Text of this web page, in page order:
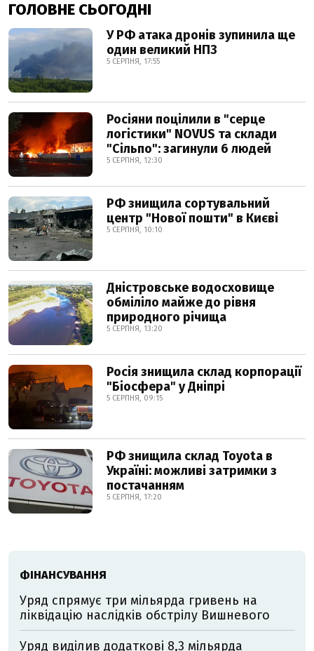
ГОЛОВНЕ СЬОГОДНІ
У РФ атака дронів зупинила ще
один великий НПЗ
5 СЕРПНЯ, 17:55
Росіяни поцілили в "серце
логістики" NOVUS та склади
"Сільпо": загинули 6 людей
5 СЕРПНЯ, 12:30
РФ знищила сортувальний
центр "Нової пошти" в Києві
5 СЕРПНЯ, 10:10
Дністровське водосховище
обміліло майже до рівня
природного річища
5 СЕРПНЯ, 13:20
Росія знищила склад корпорації
"Біосфера" у Дніпрі
5 СЕРПНЯ, 09:15
РФ знищила склад Toyota в
Україні: можливі затримки з
постачанням
5 СЕРПНЯ, 17:20
ФІНАНСУВАННЯ
Уряд спрямує три мільярда гривень на
ліквідацію наслідків обстрілу Вишневого
Уряд виділив додаткові 8,3 мільярда